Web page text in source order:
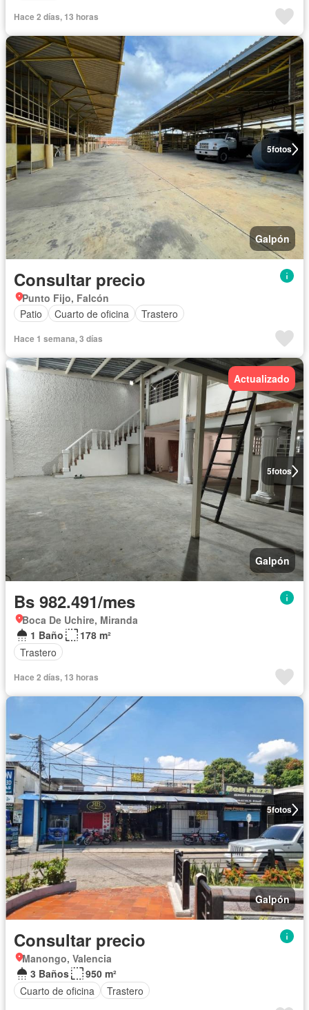
Hace 2 días, 13 horas
5fotos
Galpón
Consultar precio
Punto Fijo, Falcón
Patio
Cuarto de oficina Trastero
Hace 1 semana, 3 días
5fotos
Actualizado
Galpón
Bs 982.491/mes
Boca De Uchire, Miranda
1 Baño
178 m²
Trastero
Hace 2 días, 13 horas
5fotos
Galpón
Consultar precio
Manongo, Valencia
3 Baños
950 m²
Cuarto de oficina
Trastero